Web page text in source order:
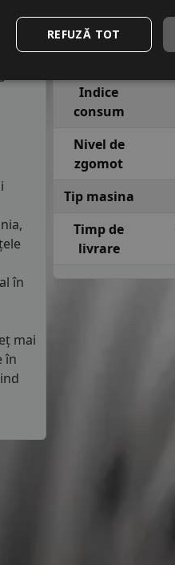
de
în
mai
în
Indice
Indice
consum
Nivel de
zgomot
Tip masina
Timp de
livrare
REFUZĂ TOT